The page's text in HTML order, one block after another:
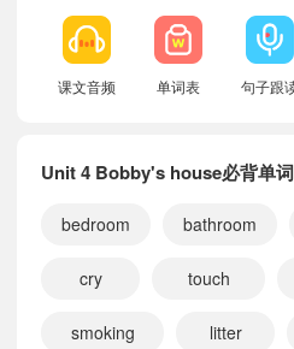
课文音频 单词表 句子跟
Unit 4 Bobby's house必背单词
bedroom bathroom
cry touch
smoking litter